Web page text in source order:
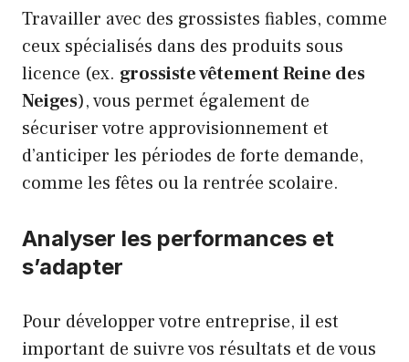
Travailler avec des grossistes fiables, comme
ceux spécialisés dans des produits sous
licence (ex. grossiste vêtement Reine des
Neiges), vous permet également de
sécuriser votre approvisionnement et
d’anticiper les périodes de forte demande,
comme les fêtes ou la rentrée scolaire.
Analyser les performances et
s’adapter
Pour développer votre entreprise, il est
important de suivre vos résultats et de vous